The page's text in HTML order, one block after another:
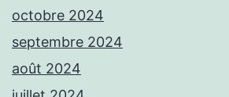
octobre 2024
septembre 2024
août 2024